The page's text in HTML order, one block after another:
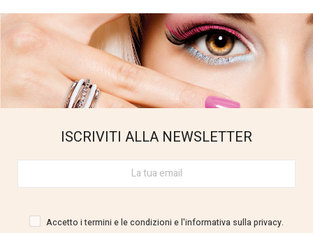
ISCRIVITI ALLA NEWSLETTER
Accetto i termini e le condizioni e l'informativa sulla privacy.